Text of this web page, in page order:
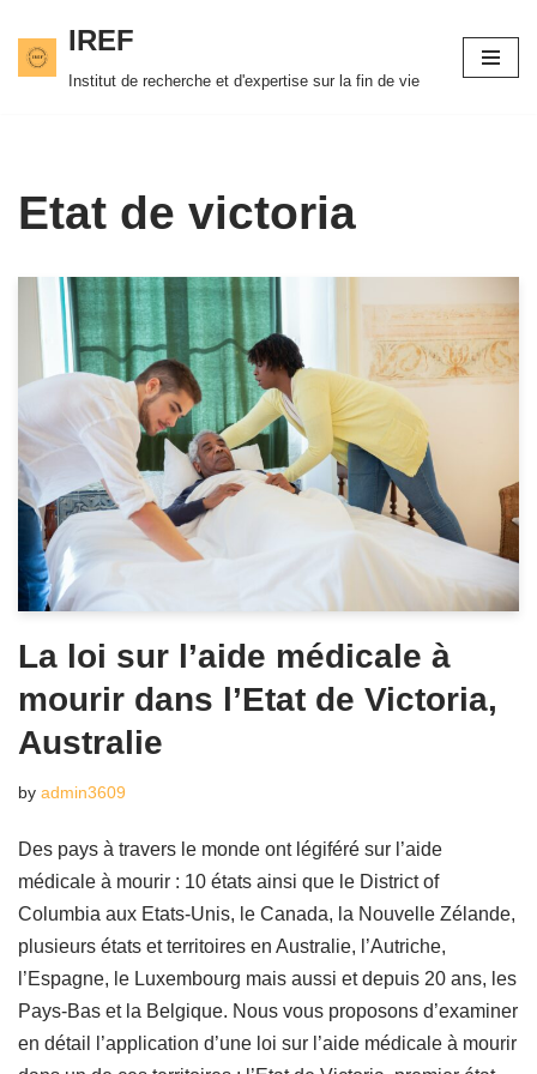
Skip
IREF
Institut de recherche et d'expertise sur la fin de vie
Etat de victoria
La loi sur l’aide médicale à
mourir dans l’Etat de Victoria,
Australie
by admin3609
Des pays à travers le monde ont légiféré sur l’aide
médicale à mourir : 10 états ainsi que le District of
Columbia aux Etats-Unis, le Canada, la Nouvelle Zélande,
plusieurs états et territoires en Australie, l’Autriche,
l’Espagne, le Luxembourg mais aussi et depuis 20 ans, les
Pays-Bas et la Belgique. Nous vous proposons d’examiner
en détail l’application d’une loi sur l’aide médicale à mourir